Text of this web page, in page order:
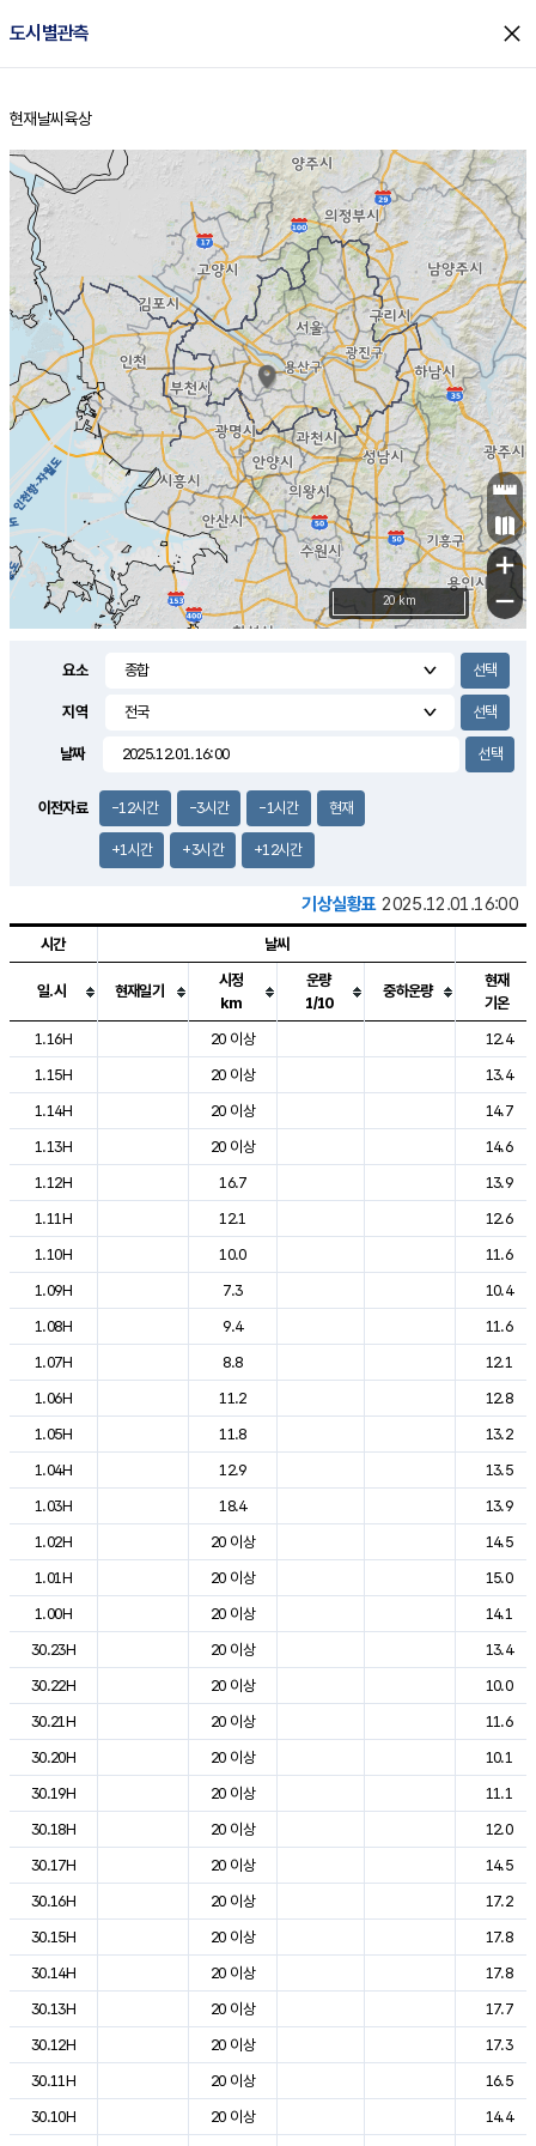
도시별관측 close
홈
현재날씨 육상
+
−
20 km
요소
지역
날짜
이전자료 -12시간 -3시간 -1시간 현재
+1시간 +3시간 +12시간
기상실황표 2025.12.01.16:00
도시별 기상실황표로 지점, 날씨, 기온, 강수, 바람, 기압등을 안내한 표입
시간 날씨
일.시 현재일기
시정
km
운량
1/10
중하운량
현재
기온
1.16H
20 이상
12.4
1.15H
20 이상
13.4
1.14H
20 이상
14.7
1.13H
20 이상
14.6
1.12H
16.7
13.9
1.11H
12.1
12.6
1.10H
10.0
11.6
1.09H
7.3
10.4
1.08H
9.4
11.6
1.07H
8.8
12.1
1.06H
11.2
12.8
1.05H
11.8
13.2
1.04H
12.9
13.5
1.03H
18.4
13.9
1.02H
20 이상
14.5
1.01H
20 이상
15.0
1.00H
20 이상
14.1
30.23H
20 이상
13.4
30.22H
20 이상
10.0
30.21H
20 이상
11.6
30.20H
20 이상
10.1
30.19H
20 이상
11.1
30.18H
20 이상
12.0
30.17H
20 이상
14.5
30.16H
20 이상
17.2
30.15H
20 이상
17.8
30.14H
20 이상
17.8
30.13H
20 이상
17.7
30.12H
20 이상
17.3
30.11H
20 이상
16.5
30.10H
20 이상
14.4